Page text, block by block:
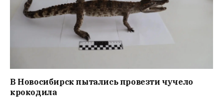
В Новосибирск пытались провезти чучело
крокодила